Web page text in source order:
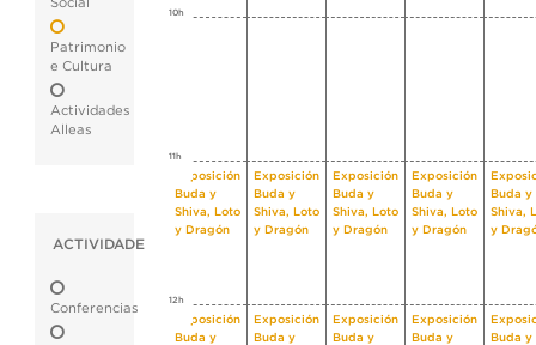
Social
Patrimonio
e Cultura
Actividades
Alleas
ACTIVIDADE
Conferencias
10h
11h
Exposición
Buda y
Shiva, Loto
y Dragón
Exposición
Buda y
Shiva, Loto
y Dragón
Exposición
Buda y
Shiva, Loto
y Dragón
Exposición
Buda y
Shiva, Loto
y Dragón
Buda y
Shiva,
y
12h
Exposición
Buda y
Exposición
Buda y
Exposición
Buda y
Exposición
Buda y
Buda y